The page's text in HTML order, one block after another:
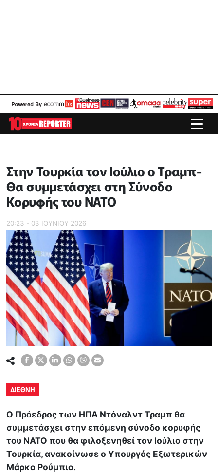
Στην Τουρκία τον Ιούλιο ο Τραμπ-
Θα συμμετάσχει στη Σύνοδο
Κορυφής του ΝΑΤΟ
20:23 - 03 ΙΟΥΝΙΟΥ 2026
ΔΙΕΘΝΗ
Ο Πρόεδρος των ΗΠΑ Ντόναλντ Τραμπ θα
συμμετάσχει στην επόμενη σύνοδο κορυφής
του ΝΑΤΟ που θα φιλοξενηθεί τον Ιούλιο στην
Τουρκία, ανακοίνωσε ο Υπουργός Εξωτερικών
Μάρκο Ρούμπιο.